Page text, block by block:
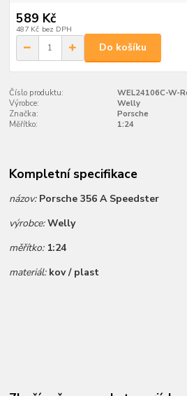
589 Kč
487 Kč bez DPH
Do košíku
Číslo produktu:
WEL24106C-W-
Výrobce:
Welly
Značka:
Porsche
Měřítko:
1:24
Kompletní specifikace
názov: Porsche 356 A Speedster
výrobce:Welly
měřítko: 1:24
materiál: kov / plast